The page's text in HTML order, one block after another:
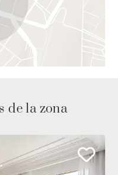
una zona de servicio
como lavandería y
equipadas.
climatizada,
de última
de masajes,
de la zona